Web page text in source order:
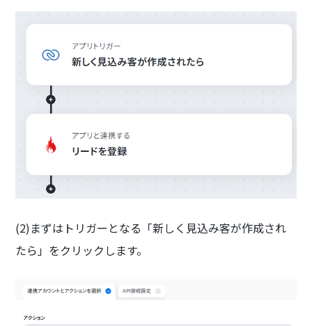
(2)まずはトリガーとなる「新しく見込み客が作成され
たら」をクリックします。